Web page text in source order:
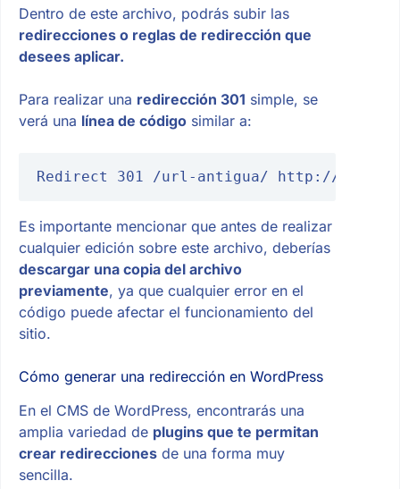
Dentro de este archivo, podrás subir las
redirecciones o reglas de redirección que
desees aplicar.
Para realizar una redirección 301 simple, se
verá una línea de códigosimilar a:
Redirect 301 /url-antigua/ http://
Es importante mencionar que antes de realizar
cualquier edición sobre este archivo, deberías
descargar una copia del archivo
previamente, ya que cualquier error en el
código puede afectar el funcionamiento del
sitio.
Cómo generar una redirección en WordPress
En el CMS de WordPress, encontrarás una
amplia variedad de plugins que te permitan
crear redireccionesde una forma muy
sencilla.